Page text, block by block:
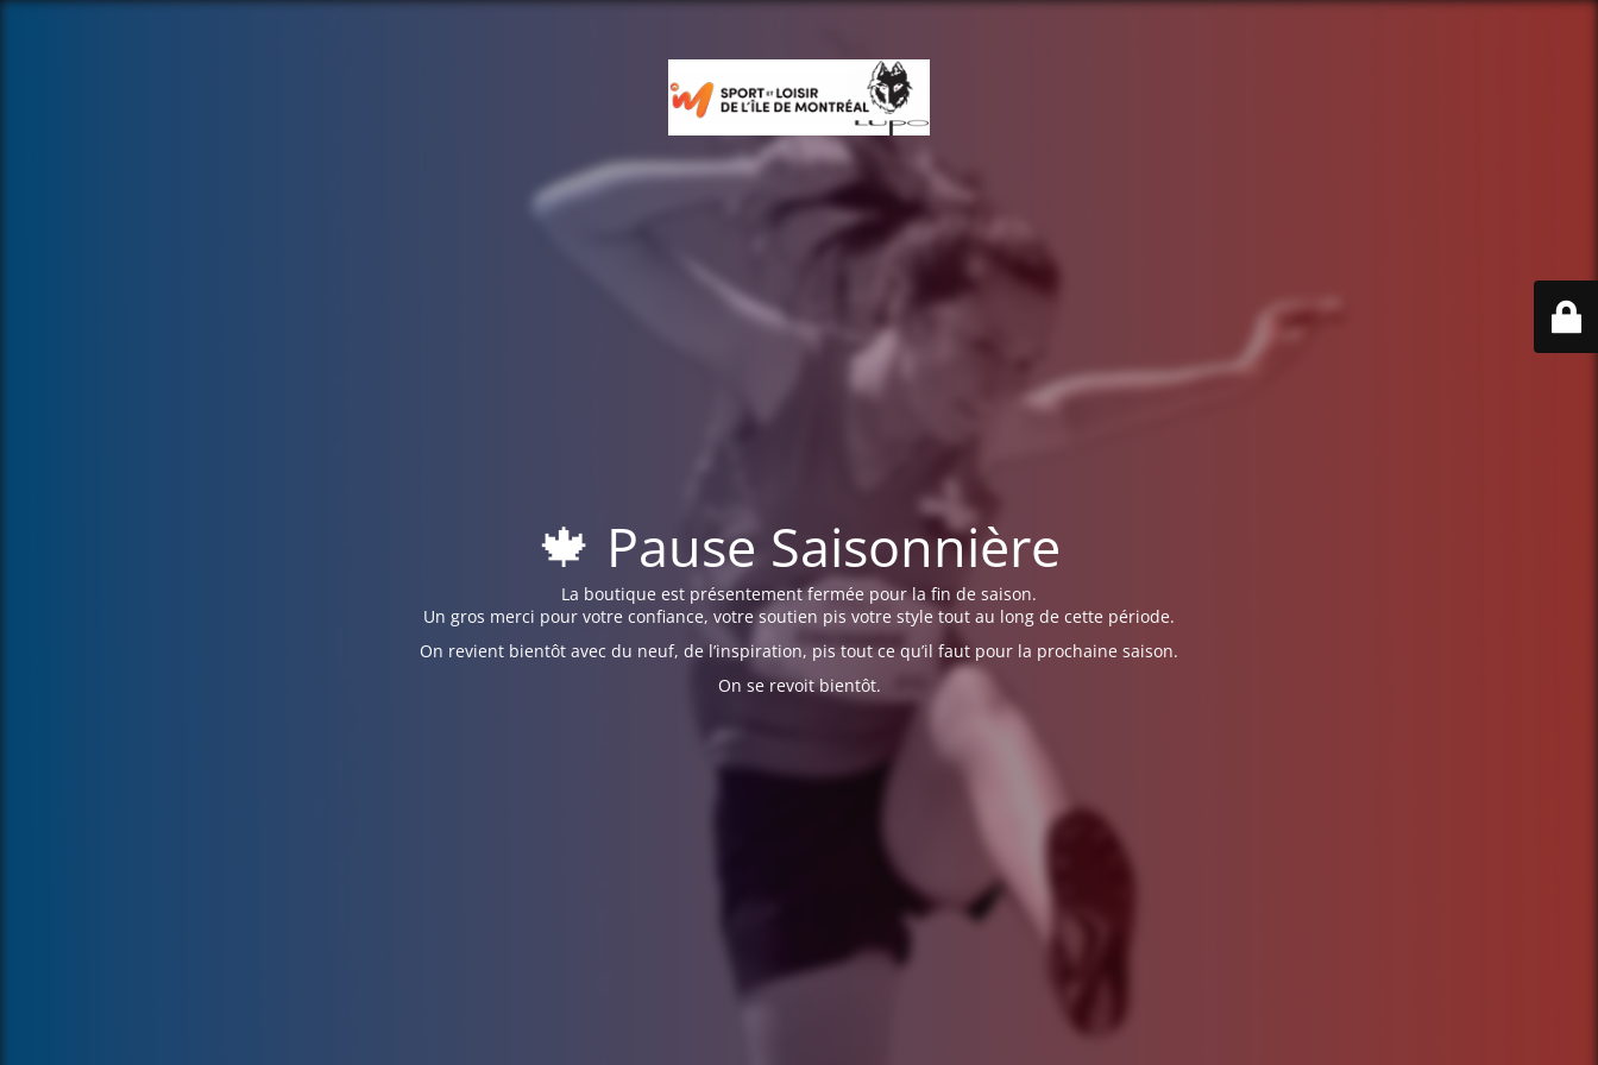
🍁 Pause Saisonnière
La boutique est présentement fermée pour la fin de saison.
Un gros merci pour votre confiance, votre soutien pis votre style tout au long de cette période.
On revient bientôt avec du neuf, de l’inspiration, pis tout ce qu’il faut pour la prochaine saison.
On se revoit bientôt.